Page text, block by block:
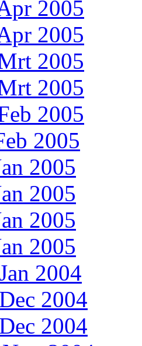
2005
2005
2005
2005
2005
2005
2005
2005
2005
2005
2004
2004
2004